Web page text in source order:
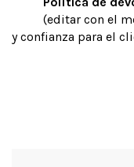
(editar con el
y confianza para el